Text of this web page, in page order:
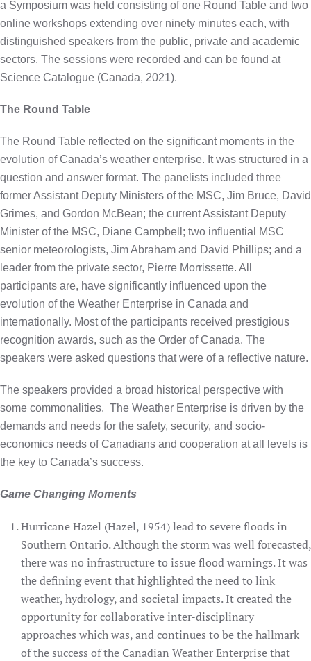
a Symposium was held consisting of one Round Table and two
online workshops extending over ninety minutes each, with
distinguished speakers from the public, private and academic
sectors. The sessions were recorded and can be found at
Science Catalogue (Canada, 2021).
The Round Table
The Round Table reflected on the significant moments in the
evolution of Canada’s weather enterprise. It was structured in a
question and answer format. The panelists included three
former Assistant Deputy Ministers of the MSC, Jim Bruce, David
Grimes, and Gordon McBean; the current Assistant Deputy
Minister of the MSC, Diane Campbell; two influential MSC
senior meteorologists, Jim Abraham and David Phillips; and a
leader from the private sector, Pierre Morrissette. All
participants are, have significantly influenced upon the
evolution of the Weather Enterprise in Canada and
internationally. Most of the participants received prestigious
recognition awards, such as the Order of Canada. The
speakers were asked questions that were of a reflective nature.
The speakers provided a broad historical perspective with
some commonalities. The Weather Enterprise is driven by the
demands and needs for the safety, security, and socio-
economics needs of Canadians and cooperation at all levels is
the key to Canada’s success.
Game Changing Moments
Hurricane Hazel (Hazel, 1954) lead to severe floods in
Southern Ontario. Although the storm was well forecasted,
there was no infrastructure to issue flood warnings. It was
the defining event that highlighted the need to link
weather, hydrology, and societal impacts. It created the
opportunity for collaborative inter-disciplinary
approaches which was, and continues to be the hallmark
of the success of the Canadian Weather Enterprise that